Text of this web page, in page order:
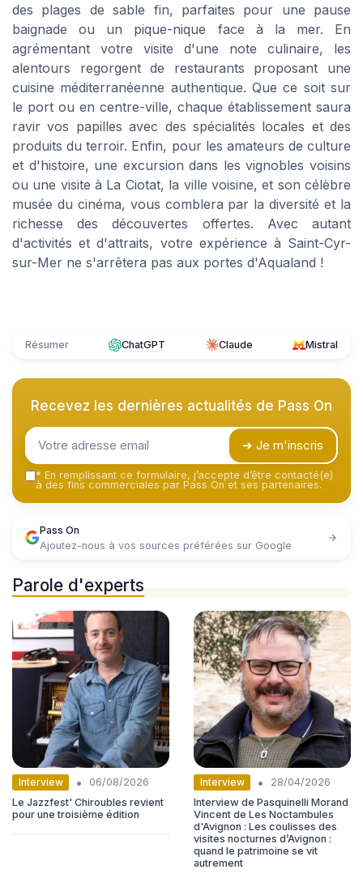
des plages de sable fin, parfaites pour une pause
baignade ou un pique-nique face à la mer. En
agrémentant votre visite d'une note culinaire, les
alentours regorgent de restaurants proposant une
cuisine méditerranéenne authentique. Que ce soit sur
le port ou en centre-ville, chaque établissement saura
ravir vos papilles avec des spécialités locales et des
produits du terroir. Enfin, pour les amateurs de culture
et d'histoire, une excursion dans les vignobles voisins
ou une visite à La Ciotat, la ville voisine, et son célèbre
musée du cinéma, vous comblera par la diversité et la
richesse des découvertes offertes. Avec autant
d'activités et d'attraits, votre expérience à Saint-Cyr-
sur-Mer ne s'arrêtera pas aux portes d'Aqualand !
Résumer ChatGPT Claude Mistral
Recevez les dernières actualités de Pass On
➔ Je m'inscris
* En remplissant ce formulaire, j’accepte d’être contacté(e)
à des fins commerciales par Pass On et ses partenaires.
Pass On
Ajoutez-nous à vos sources préférées sur Google
Parole d'experts
Interview •
06/08/2026
Le Jazzfest' Chiroubles revient
pour une troisième édition
Interview •
28/04/2026
Interview de Pasquinelli Morand
Vincent de Les Noctambules
d'Avignon : Les coulisses des
visites nocturnes d’Avignon :
quand le patrimoine se vit
autrement